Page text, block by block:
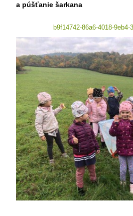
a púšťanie šarkana
b9f14742-86a6-4018-9eb4-